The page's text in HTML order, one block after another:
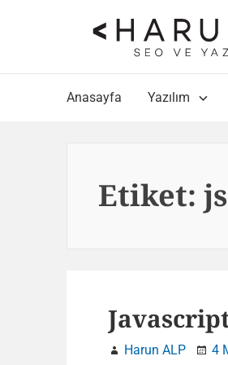
Anasayfa Yazılım
Etiket:
Harun ALP 4